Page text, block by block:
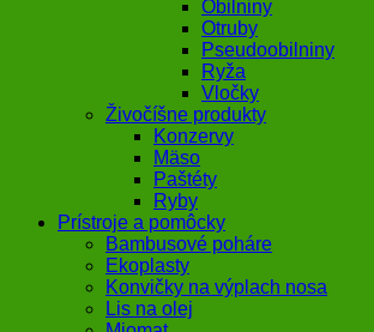
Obilniny
Otruby
Pseudoobilniny
Ryža
Vločky
Živočíšne produkty
Konzervy
Mäso
Paštéty
Ryby
Prístroje a pomôcky
Bambusové poháre
Ekoplasty
Konvičky na výplach nosa
Lis na olej